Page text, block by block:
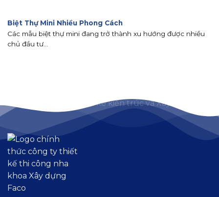
Biệt Thự Mini Nhiều Phong Cách
Các mẫu biệt thự mini đang trở thành xu hướng được nhiều
chủ đầu tư...